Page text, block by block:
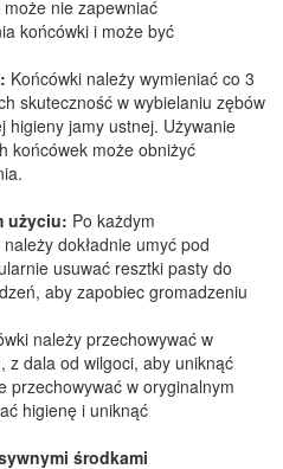
nie zapewniać
końcówki i może być
Końcówki należy wymieniać co 3
skuteczność w wybielaniu zębów
higieny jamy ustnej. Używanie
końcówek może obniżyć
użyciu: Po każdym
dokładnie umyć pod
usuwać resztki pasty do
aby zapobiec gromadzeniu
należy przechowywać w
z dala od wilgoci, aby uniknąć
przechowywać w oryginalnym
higienę i uniknąć
środkami